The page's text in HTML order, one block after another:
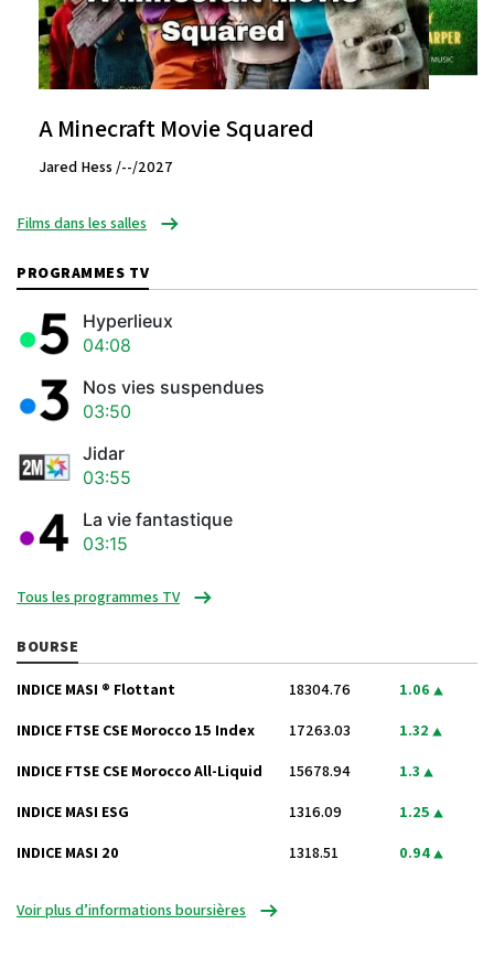
A Minecraft Movie Squared
Jared Hess /--/2027
Films dans les salles
PROGRAMMES TV
Hyperlieux
04:08
Nos vies suspendues
03:50
Jidar
03:55
La vie fantastique
03:15
Tous les programmes TV
BOURSE
INDICE MASI ® Flottant 18304.76 1.06
INDICE FTSE CSE Morocco 15 Index 17263.03 1.32
INDICE FTSE CSE Morocco All-Liquid 15678.94 1.3
INDICE MASI ESG 1316.09 1.25
INDICE MASI 20 1318.51 0.94
Voir plus d’informations boursières